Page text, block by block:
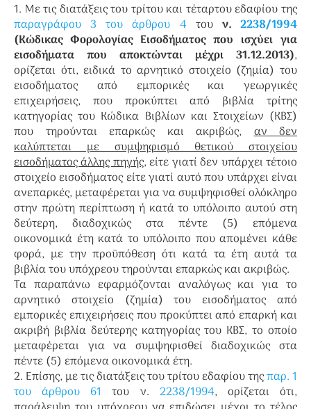
1. Με τις διατάξεις του τρίτου και τέταρτου εδαφίου της
παραγράφου 3 του άρθρου 4 του ν.2238/1994
(Κώδικας Φορολογίας Εισοδήματος που ισχύει για
εισοδήματα που αποκτώνται μέχρι 31.12.2013),
ορίζεται ότι, ειδικά το αρνητικό στοιχείο (ζημία) του
εισοδήματος από εμπορικές και γεωργικές
επιχειρήσεις, που προκύπτει από βιβλία τρίτης
κατηγορίας του Κώδικα Βιβλίων και Στοιχείων (ΚΒΣ)
που τηρούνται επαρκώς και ακριβώς,αν δεν
καλύπτεται με συμψηφισμό θετικού στοιχείου
εισοδήματος άλλης πηγής, είτε γιατί δεν υπάρχει τέτοιο
στοιχείο εισοδήματος είτε γιατί αυτό που υπάρχει είναι
ανεπαρκές, μεταφέρεται για να συμψηφισθεί ολόκληρο
στην πρώτη περίπτωση ή κατά το υπόλοιπο αυτού στη
δεύτερη, διαδοχικώς στα πέντε (5) επόμενα
οικονομικά έτη κατά το υπόλοιπο που απομένει κάθε
φορά, με την προϋπόθεση ότι κατά τα έτη αυτά τα
βιβλία του υπόχρεου τηρούνται επαρκώς και ακριβώς.
Τα παραπάνω εφαρμόζονται αναλόγως και για το
αρνητικό στοιχείο (ζημία) του εισοδήματος από
εμπορικές επιχειρήσεις που προκύπτει από επαρκή και
ακριβή βιβλία δεύτερης κατηγορίας του ΚΒΣ, το οποίο
μεταφέρεται για να συμψηφισθεί διαδοχικώς στα
πέντε (5) επόμενα οικονομικά έτη.
2. Επίσης, με τις διατάξεις του τρίτου εδαφίου τηςπαρ. 1
του άρθρου 61 του ν. 2238/1994, ορίζεται ότι,